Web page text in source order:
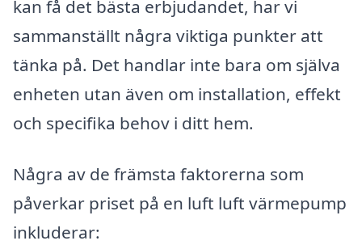
kan få det bästa erbjudandet, har vi
sammanställt några viktiga punkter att
tänka på. Det handlar inte bara om själva
enheten utan även om installation, effekt
och specifika behov i ditt hem.
Några av de främsta faktorerna som
påverkar priset på en luft luft värmepump
inkluderar: